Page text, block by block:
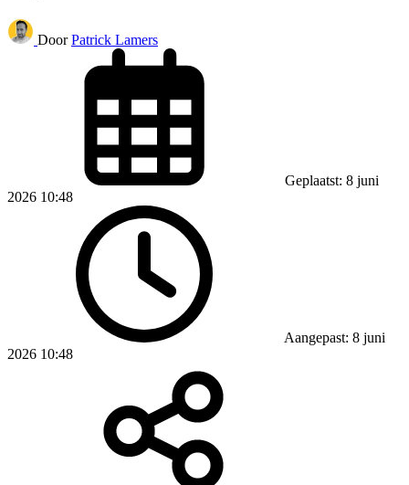
Door Patrick Lamers
Geplaatst: 8 juni
2026 10:48
Aangepast: 8 juni
2026 10:48